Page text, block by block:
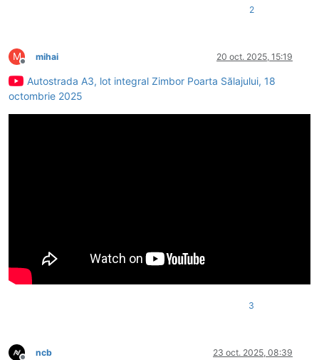
2
M
Deconectat
mihai 20 oct. 2025, 15:19
Autostrada A3, lot integral Zimbor Poarta Sălajului, 18
octombrie 2025
3
ncb 23 oct. 2025, 08:39